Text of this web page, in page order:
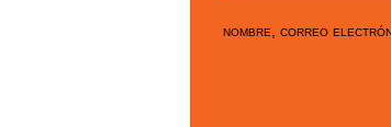
nombre, correo